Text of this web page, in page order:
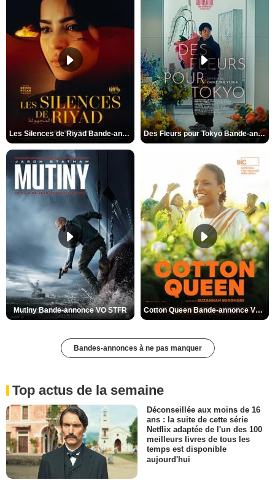
Les Silences de Riyad Bande-annonce VO STFR Des Fleurs pour Tokyo Bande-annonce VO STFR
Mutiny Bande-annonce VO STFR Cotton Queen Bande-annonce VO STFR
Bandes-annonces à ne pas manquer
Top actus de la semaine
Déconseillée aux moins de 16
ans : la suite de cette série
Netflix adaptée de l'un des 100
meilleurs livres de tous les
temps est disponible
aujourd'hui